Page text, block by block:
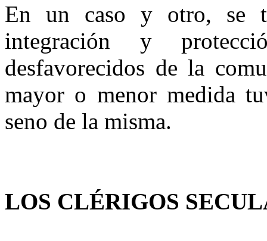
En un caso y otro, se
integración y
desfavorecidos de la
mayor o menor medida
seno de la misma.
LOS CLÉRIGOS